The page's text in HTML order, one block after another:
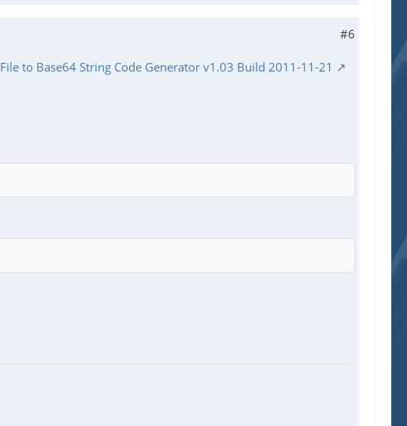
#6
File to Base64 String Code Generator v1.03 Build 2011-11-21